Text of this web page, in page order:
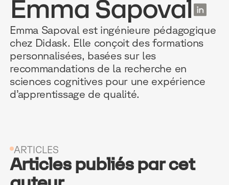
RELATIONS
TÉMOIGNAGES
Emma Sapoval
Emma Sapoval est ingénieure pédagogique
chez Didask. Elle conçoit des formations
personnalisées, basées sur les
recommandations de la recherche en
sciences cognitives pour une expérience
d’apprentissage de qualité.
ARTICLES
Articles publiés par cet